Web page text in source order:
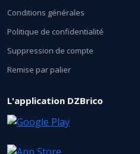
Conditions générales
Politique de confidentialité
Suppression de compte
Remise par palier
L'application DZBrico